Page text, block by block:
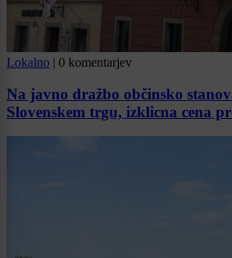
Lokalno | 0 komentarjev
Na javno dražbo občinsko
Slovenskem trgu, izklicna cena